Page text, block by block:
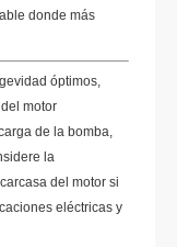
donde más
óptimos,
motor
de la bomba,
la
del motor si
eléctricas y